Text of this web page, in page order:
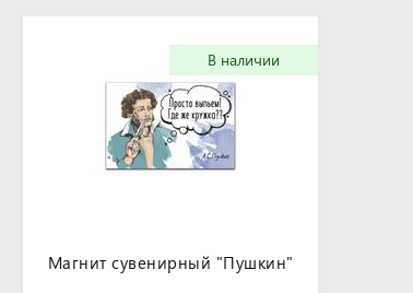
В наличии
Магнит сувенирный "Пушкин"